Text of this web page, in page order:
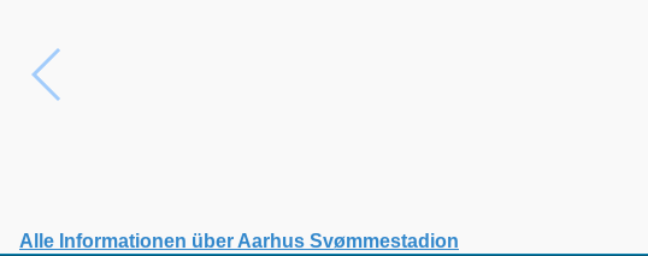
Alle Informationen über Aarhus Svømmestadion